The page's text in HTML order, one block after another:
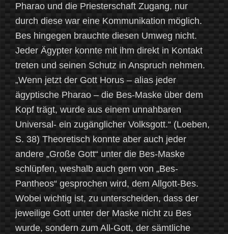
Pharao und die Priesterschaft Zugang, nur
durch diese war eine Kommunikation möglich.
Bes hingegen brauchte diesen Umweg nicht.
Jeder Ägypter konnte mit ihm direkt in Kontakt
treten und seinen Schutz in Anspruch nehmen.
„Wenn jetzt der Gott Horus – alias jeder
ägyptische Pharao – die Bes-Maske über dem
Kopf trägt, wurde aus einem unnahbaren
Universal- ein zugänglicher Volksgott.“ (Loeben,
S. 38) Theoretisch konnte aber auch jeder
andere „Große Gott“ unter die Bes-Maske
schlüpfen, weshalb auch gern von „Bes-
Pantheos“ gesprochen wird, dem Allgott-Bes.
Wobei wichtig ist, zu unterscheiden, dass der
jeweilige Gott unter der Maske nicht zu Bes
wurde, sondern zum All-Gott, der sämtliche